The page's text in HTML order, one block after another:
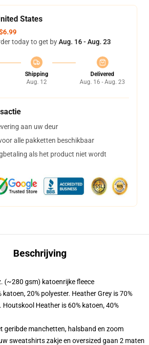
States
today to get byAug. 16 - Aug. 23
Shipping
Aug. 12
Delivered
Aug. 16 - Aug. 23
aan uw deur
alle pakketten beschikbaar
als het product niet wordt
Beschrijving
(~280 gsm) katoenrijke fleece
katoen, 20% polyester. Heather Grey is 70%
Houtskool Heather is 60% katoen, 40%
geribde manchetten, halsband en zoom
sweatshirts zakje en oversized gaan 2 maten